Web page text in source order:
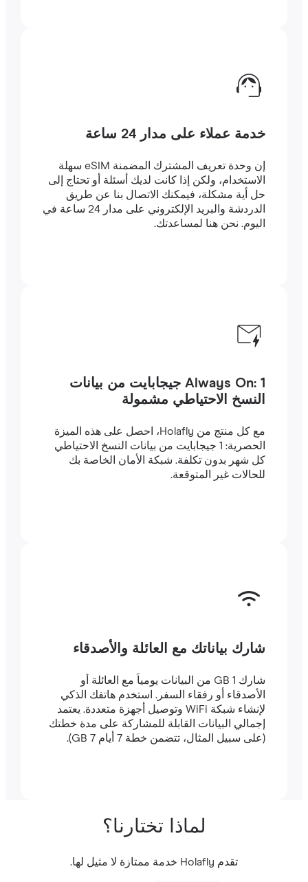
خدمة عملاء على مدار 24 ساعة
إن وحدة تعريف المشترك المضمنة eSIM سهلة
الاستخدام، ولكن إذا كانت لديك أسئلة أو تحتاج إلى
حل أية مشكلة، فيمكنك الاتصال بنا عن طريق
الدردشة والبريد الإلكتروني على مدار 24 ساعة في
اليوم. نحن هنا لمساعدتك.
Always On: 1 جيجابايت من بيانات
النسخ الاحتياطي مشمولة
مع كل منتج من Holafly، احصل على هذه الميزة
الحصرية: 1 جيجابايت من بيانات النسخ الاحتياطي
كل شهر بدون تكلفة. شبكة الأمان الخاصة بك
للحالات غير المتوقعة.
شارك بياناتك مع العائلة والأصدقاء
شارك 1 GB من البيانات يومياً مع العائلة أو
الأصدقاء أو رفقاء السفر. استخدم هاتفك الذكي
لإنشاء شبكة WiFi وتوصيل أجهزة متعددة. يعتمد
إجمالي البيانات القابلة للمشاركة على مدة خطتك
(على سبيل المثال، تتضمن خطة 7 أيام 7 GB).
لماذا تختارنا؟